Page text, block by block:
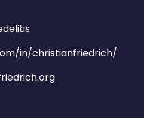
in/christianfriedrich/